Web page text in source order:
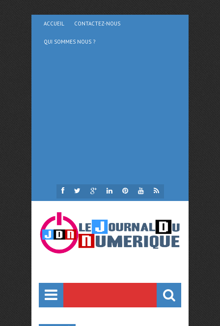
ACCUEIL CONTACTEZ-NOUS
QUI SOMMES NOUS ?